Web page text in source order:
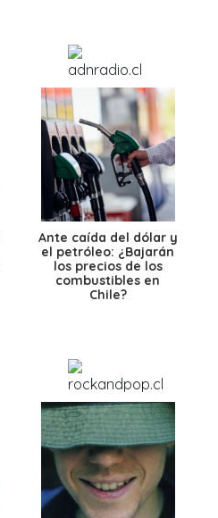
Ante caída del dólar y
el petróleo: ¿Bajarán
los precios de los
combustibles en
Chile?